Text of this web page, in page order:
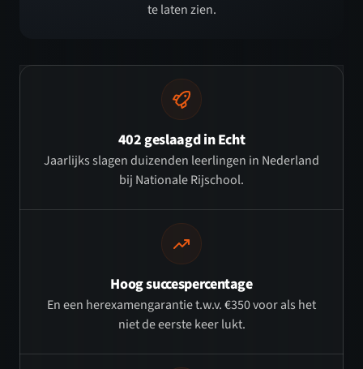
te laten zien.
402 geslaagd in Echt
Jaarlijks slagen duizenden leerlingen in Nederland
bij Nationale Rijschool.
Hoog succespercentage
En een herexamengarantie t.w.v. €350 voor als het
niet de eerste keer lukt.